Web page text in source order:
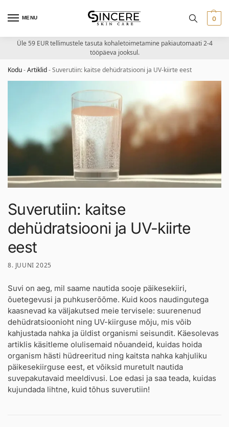
MENU 0
Üle 59 EUR tellimustele tasuta kohaletoimetamine pakiautomaati 2-4
tööpäeva jooksul.
Kodu-Artiklid-Suverutiin: kaitse dehüdratsiooni ja UV-kiirte eest
Suverutiin: kaitse
dehüdratsiooni ja UV-kiirte
eest
8. JUUNI 2025
Suvi on aeg, mil saame nautida sooje päikesekiiri,
õuetegevusi ja puhkuserõõme. Kuid koos naudingutega
kaasnevad ka väljakutsed meie tervisele: suurenenud
dehüdratsioonioht ning UV-kiirguse mõju, mis võib
kahjustada nahka ja üldist organismi seisundit. Käesolevas
artiklis käsitleme olulisemaid nõuandeid, kuidas hoida
organism hästi hüdreeritud ning kaitsta nahka kahjuliku
päikesekiirguse eest, et võiksid muretult nautida
suvepakutavaid meeldivusi. Loe edasi ja saa teada, kuidas
kujundada lihtne, kuid tõhus suverutiin!